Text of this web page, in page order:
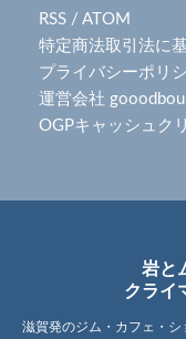
RSS / ATOM
特定商法取引法に
プライバシーポリ
運営会社
OGPキャッシュク
岩と
クライ
滋賀発のジム・カフェ・シ